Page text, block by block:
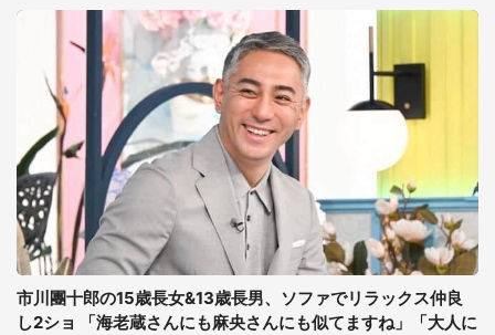
市川團十郎の15歳長女&13歳長男、ソファでリラックス仲良
し2ショ 「海老蔵さんにも麻央さんにも似てますね」「大人に